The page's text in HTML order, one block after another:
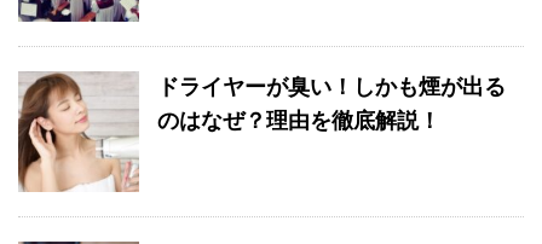
ドライヤーが臭い！しかも煙が出る
のはなぜ？理由を徹底解説！